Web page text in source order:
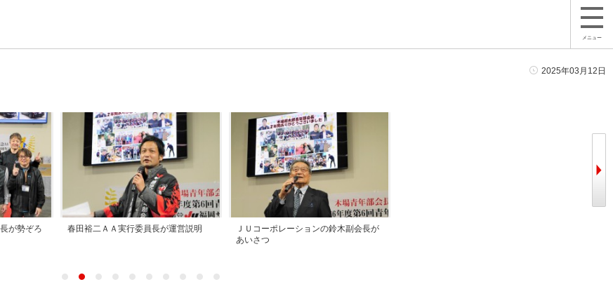
メニュー
2025年03月12日
が勢ぞろ
春田裕二ＡＡ実行委員長が運営説明
ＪＵコーポレーションの鈴木副会長が
あいさつ